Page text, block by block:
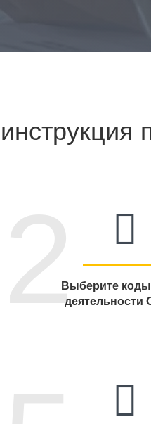
2
Выберите
деятельности